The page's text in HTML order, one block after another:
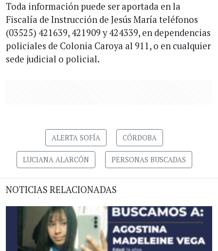
Toda información puede ser aportada en la
Fiscalía de Instrucción de Jesús María teléfonos
(03525) 421639, 421909 y 424339, en dependencias
policiales de Colonia Caroya al 911, o en cualquier
sede judicial o policial.
ALERTA SOFÍA CÓRDOBA
LUCIANA ALARCÓN PERSONAS BUSCADAS
NOTICIAS RELACIONADAS